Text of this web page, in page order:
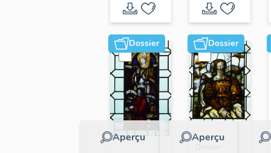
Dossier
Aperçu
Dossier
Aperçu